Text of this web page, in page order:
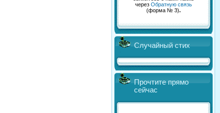
через Обратную связь
(форма № 3).
Случайный стих
Прочтите прямо
сейчас